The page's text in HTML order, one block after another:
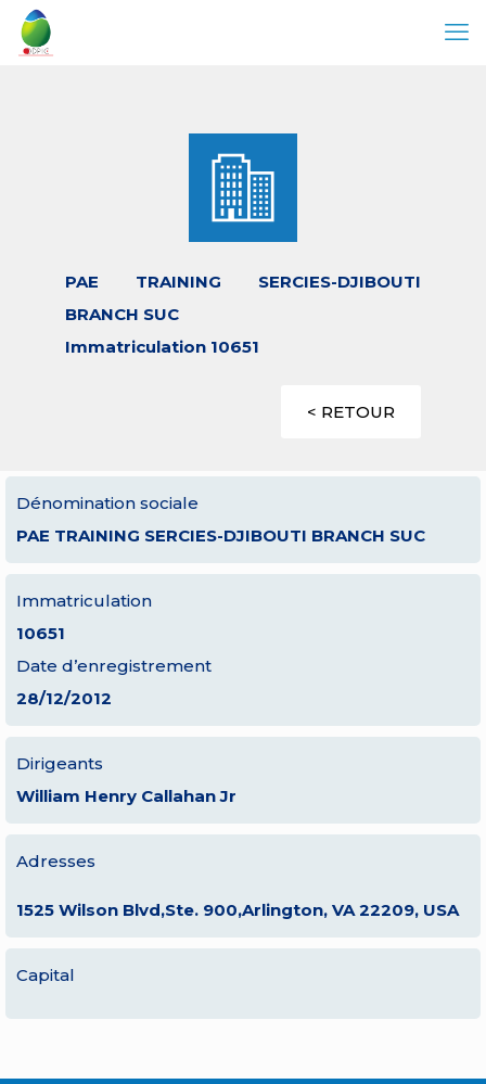
PAE TRAINING SERCIES-DJIBOUTI
BRANCH SUC
Immatriculation 10651
< RETOUR
Dénomination sociale
PAE TRAINING SERCIES-DJIBOUTI BRANCH SUC
Immatriculation
10651
Date d’enregistrement
28/12/2012
Dirigeants
William Henry Callahan Jr
Adresses
1525 Wilson Blvd,Ste. 900,Arlington, VA 22209, USA
Capital